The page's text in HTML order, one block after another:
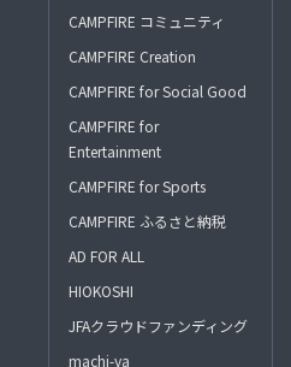
CAMPFIRE コミュニティ
CAMPFIRE Creation
CAMPFIRE for Social Good
CAMPFIRE for
Entertainment
CAMPFIRE for Sports
CAMPFIRE ふるさと納税
AD FOR ALL
HIOKOSHI
JFAクラウドファンディング
machi-ya